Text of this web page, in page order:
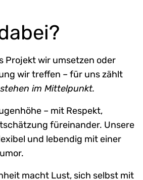
Projekt wir umsetzen oder
wir treffen – für uns zählt
im Mittelpunkt.
– mit Respekt,
füreinander. Unsere
und lebendig mit einer
macht Lust, sich selbst mit